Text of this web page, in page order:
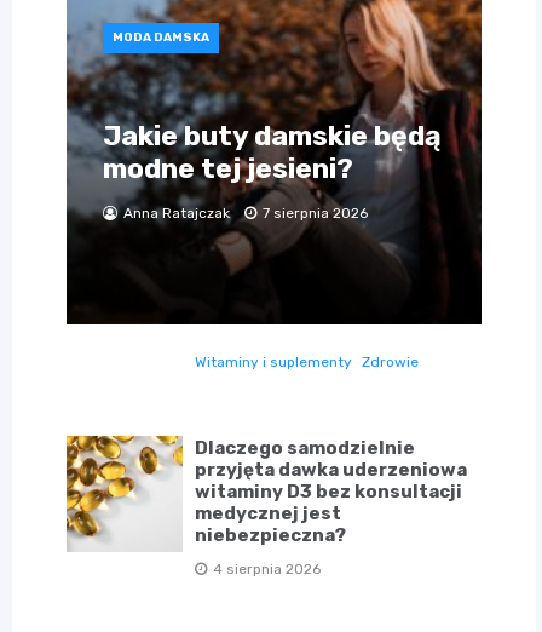
MODA DAMSKA
Jakie buty damskie będą
modne tej jesieni?
Anna Ratajczak 7 sierpnia 2026
Witaminy i suplementy Zdrowie
Dlaczego samodzielnie
przyjęta dawka uderzeniowa
witaminy D3 bez konsultacji
medycznej jest
niebezpieczna?
4 sierpnia 2026